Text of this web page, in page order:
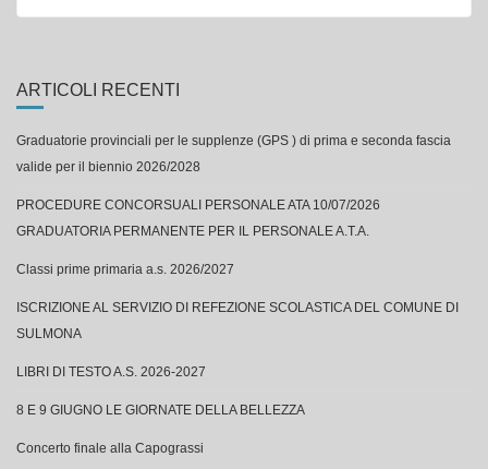
ARTICOLI RECENTI
Graduatorie provinciali per le supplenze (GPS ) di prima e seconda fascia
valide per il biennio 2026/2028
PROCEDURE CONCORSUALI PERSONALE ATA 10/07/2026
GRADUATORIA PERMANENTE PER IL PERSONALE A.T.A.
Classi prime primaria a.s. 2026/2027
ISCRIZIONE AL SERVIZIO DI REFEZIONE SCOLASTICA DEL COMUNE DI
SULMONA
LIBRI DI TESTO A.S. 2026-2027
8 E 9 GIUGNO LE GIORNATE DELLA BELLEZZA
Concerto finale alla Capograssi